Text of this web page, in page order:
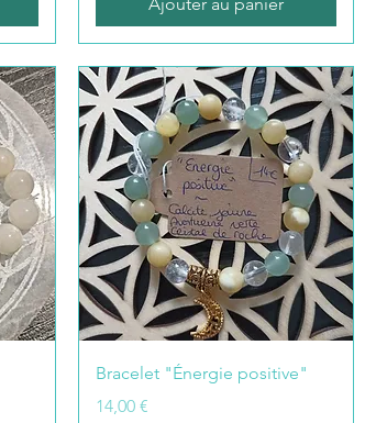
Bracelet "Énergie positive"
Prix
14,00 €